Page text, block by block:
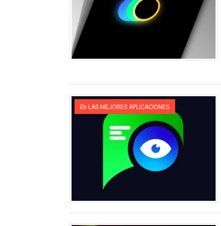
🚀 GTA San Andreas
Nuevas Funciones
📱 Cómo Colocar la
Abrir en Whatsapp (click
LAS MEJORES APLICACIONES